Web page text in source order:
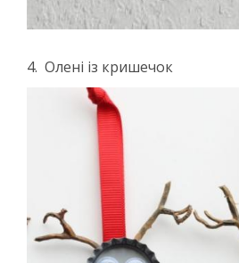
4. Олені із кришечок